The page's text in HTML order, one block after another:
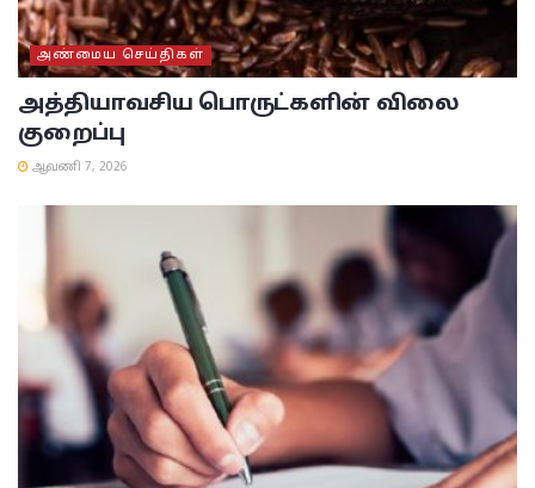
அண்மைய செய்திகள்
அத்தியாவசிய பொருட்களின் விலை
குறைப்பு
ஆவணி 7, 2026